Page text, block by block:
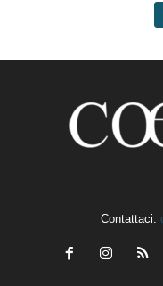
Contattaci: